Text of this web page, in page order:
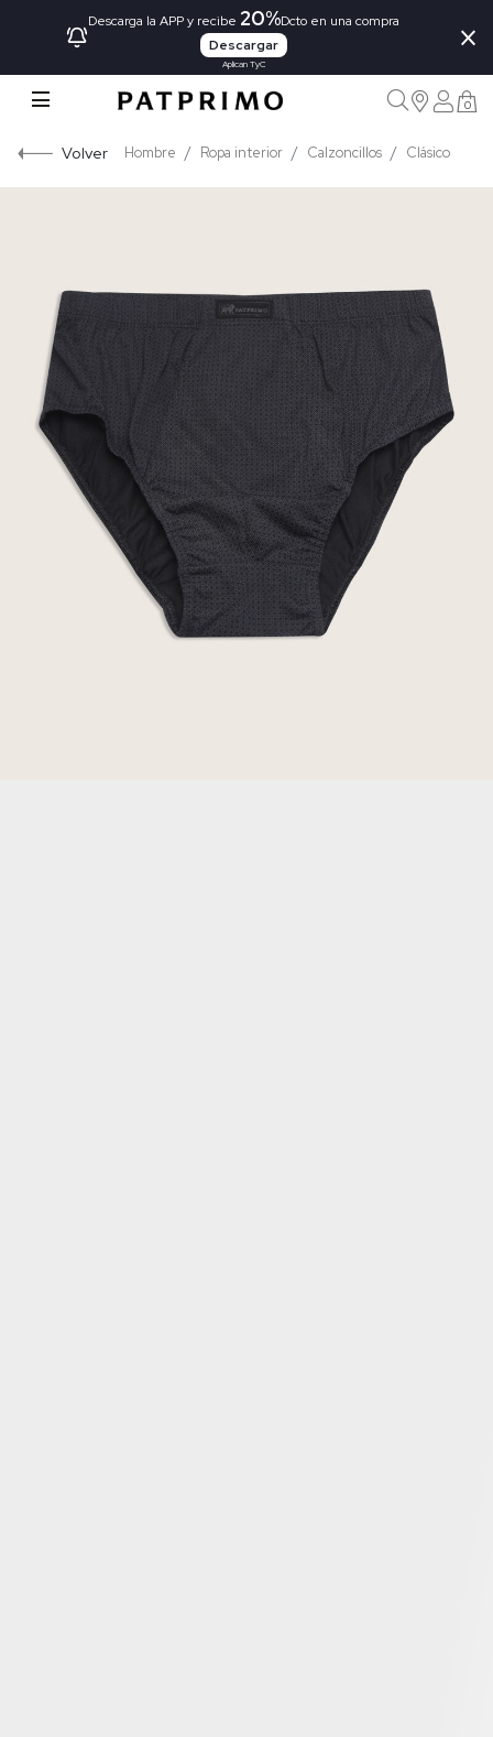
Descarga la APP y recibe 20%Dcto en una compra
Descargar
Aplican TyC
×
0
Volver Hombre Ropa interior Calzoncillos Clásico